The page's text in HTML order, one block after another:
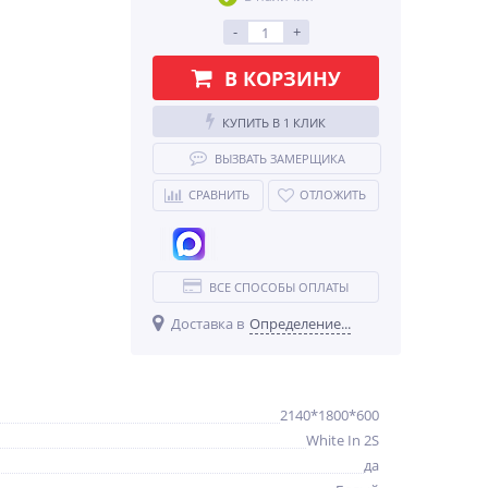
- +
В КОРЗИНУ
КУПИТЬ В 1 КЛИК
ВЫЗВАТЬ ЗАМЕРЩИКА
СРАВНИТЬ ОТЛОЖИТЬ
ВСЕ СПОСОБЫ ОПЛАТЫ
Доставка в Определение...
2140*1800*600
White In 2S
да